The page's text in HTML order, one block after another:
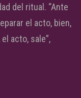
del ritual. “Ante
el acto, bien,
acto, sale”,